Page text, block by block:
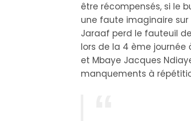
être récompensés, si le
une faute imaginaire
Jaraaf perd le fauteuil
lors de la 4 ème journée
et Mbaye Jacques
manquements à